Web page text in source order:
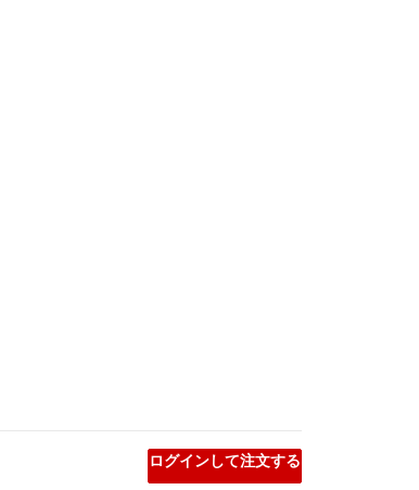
ログインして注文する